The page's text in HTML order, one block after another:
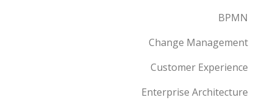
BPMN
Change Management
Customer Experience
Enterprise Architecture